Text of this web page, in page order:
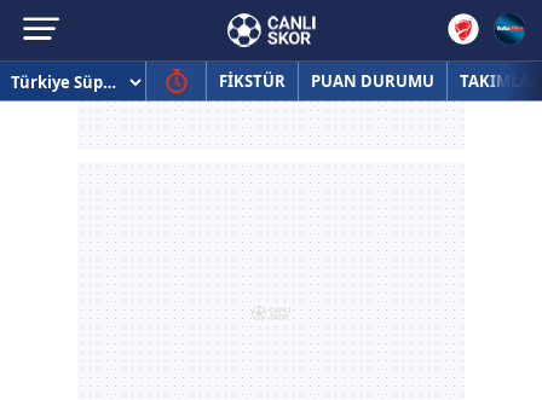
FİKSTÜR PUAN DURUMU TAKIMLAR